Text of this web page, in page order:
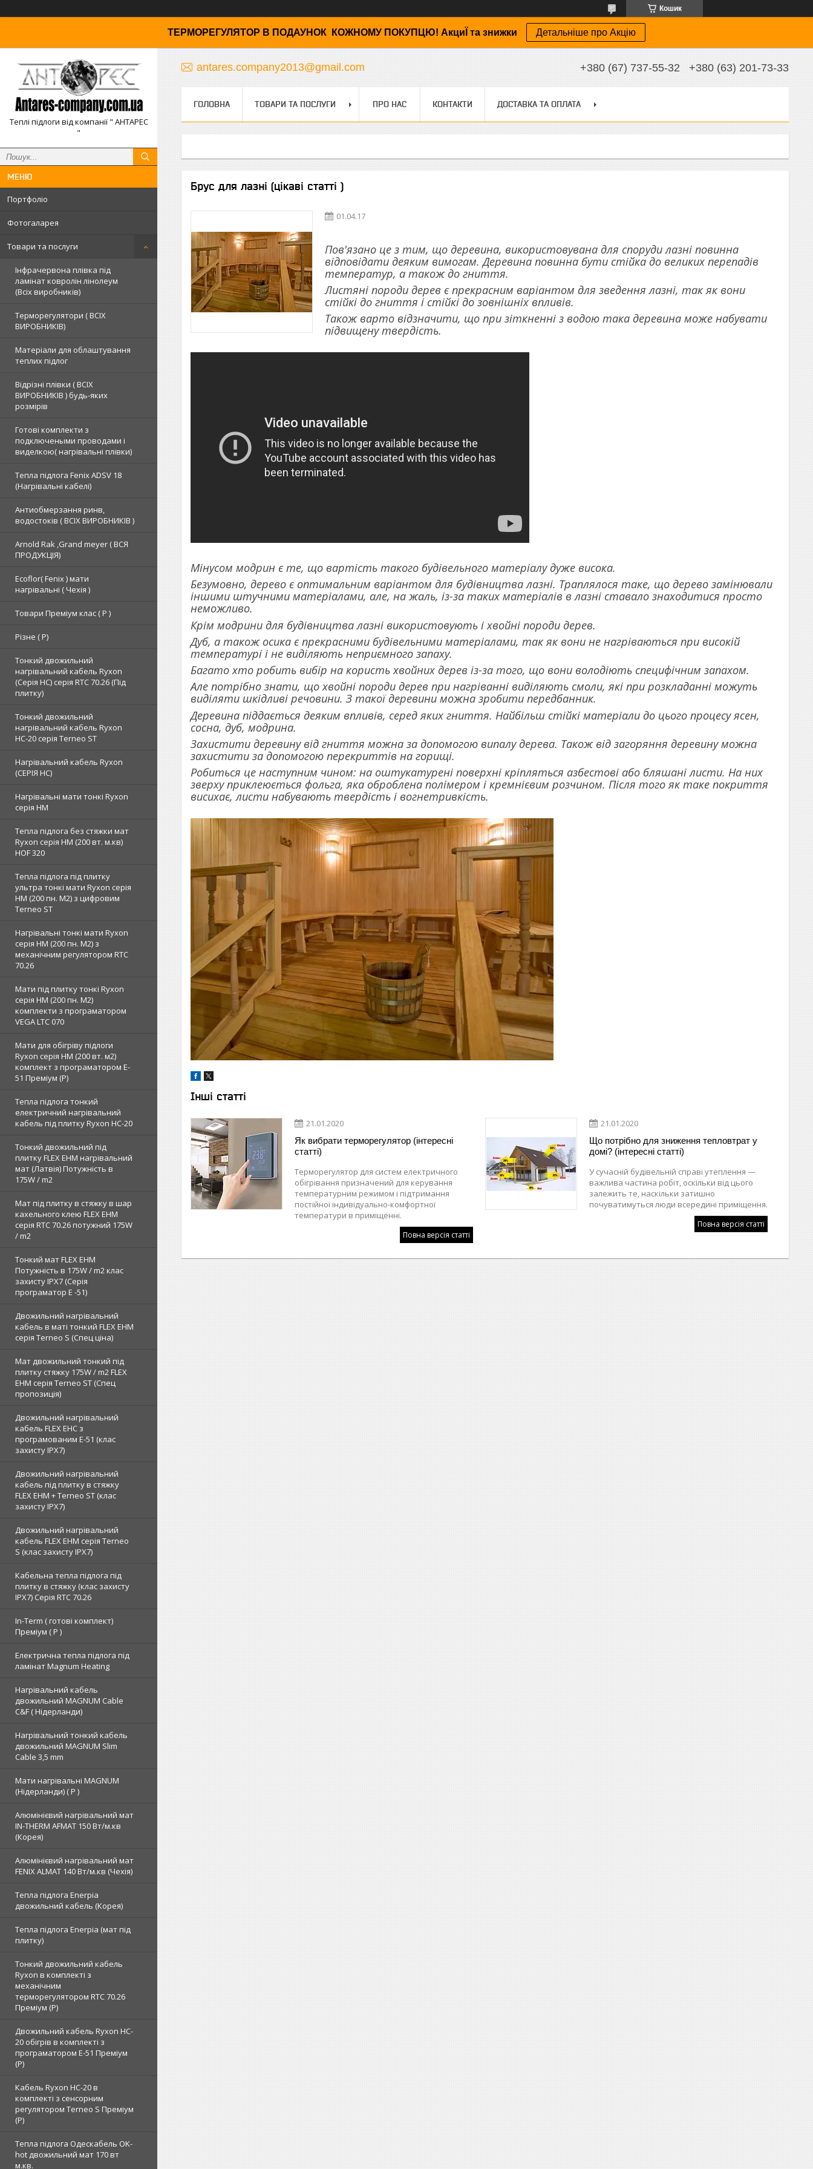
Кошик
ТЕРМОРЕГУЛЯТОР В ПОДАУНОК КОЖНОМУ ПОКУПЦЮ! АкциЇ та знижки Детальніше про Акцію
Теплі підлоги від компанії " АНТАРЕС
"
Портфоліо
Фотогаларея
Товари та послуги
Інфрачервона плівка під
ламінат ковролін лінолеум
(Всіх виробників)
Терморегулятори ( ВСІХ
ВИРОБНИКІВ)
Матеріали для облаштування
теплих підлог
Відрізні плівки ( ВСІХ
ВИРОБНИКІВ ) будь-яких
розмірів
Готові комплекти з
подключеными проводами і
виделкою( нагрівальні плівки)
Тепла підлога Fenix ADSV 18
(Нагрівальні кабелі)
Антиобмерзання ринв,
водостоків ( ВСІХ ВИРОБНИКІВ )
Arnold Rak ,Grand meyer ( ВСЯ
ПРОДУКЦІЯ)
Ecoflor( Fenix ) мати
нагрівальні ( Чехія )
Товари Преміум клас ( Р )
Різне ( Р)
Тонкий двожильний
нагрівальний кабель Ryxon
(Серія НС) серія RTC 70.26 (Під
плитку)
Тонкий двожильний
нагрівальний кабель Ryxon
HC-20 серія Terneo ST
Нагрівальний кабель Ryxon
(СЕРІЯ НС)
Нагрівальні мати тонкі Ryxon
серія НМ
Тепла підлога без стяжки мат
Ryxon серія НМ (200 вт. м.кв)
HOF 320
Тепла підлога під плитку
ультра тонкі мати Ryxon серія
НМ (200 пн. М2) з цифровим
Terneo ST
Нагрівальні тонкі мати Ryxon
серія НМ (200 пн. М2) з
механічним регулятором RTC
70.26
Мати під плитку тонкі Ryxon
серія НМ (200 пн. М2)
комплекти з програматором
VEGA LTC 070
Мати для обігріву підлоги
Ryxon серія НМ (200 вт. м2)
комплект з програматором E-
51 Преміум (Р)
Тепла підлога тонкий
електричний нагрівальний
кабель під плитку Ryxon HC-20
Тонкий двожильний під
плитку FLEX EHM нагрівальний
мат (Латвія) Потужність в
175W / m2
Мат під плитку в стяжку в шар
кахельного клею FLEX EHM
серія RTC 70.26 потужний 175W
/ m2
Тонкий мат FLEX EHM
Потужність в 175W / m2 клас
захисту IPX7 (Серія
програматор Е -51)
Двожильний нагрівальний
кабель в маті тонкий FLEX EHM
серія Terneo S (Спец ціна)
Мат двожильний тонкий під
плитку стяжку 175W / m2 FLEX
EHM серія Terneo SТ (Спец
пропозиція)
Двожильний нагрівальний
кабель FLEX EHС з
програмованим E-51 (клас
захисту IPX7)
Двожильний нагрівальний
кабель під плитку в стяжку
FLEX EHM + Terneo ST (клас
захисту IPX7)
Двожильний нагрівальний
кабель FLEX EHM серія Terneo
S (клас захисту IPX7)
Кабельна тепла підлога під
плитку в стяжку (клас захисту
IPX7) Серія RTC 70.26
In-Term ( готові комплект)
Преміум ( Р )
Електрична тепла підлога під
ламінат Magnum Heating
Нагрівальний кабель
двожильний MAGNUM Cable
C&F ( Нідерланди)
Нагрівальний тонкий кабель
двожильний MAGNUM Slim
Cable 3,5 mm
Мати нагрівальні MAGNUM
(Нідерланди) ( Р )
Алюмінієвий нагрівальний мат
IN-THERM AFMAT 150 Вт/м.кв
(Корея)
Алюмінієвий нагрівальний мат
FENIX ALMAT 140 Вт/м.кв (Чехія)
Тепла підлога Enerpia
двожильний кабель (Корея)
Тепла підлога Enerpia (мат під
плитку)
Тонкий двожильний кабель
Ryxon в комплекті з
механічним
терморегулятором RTC 70.26
Преміум (Р)
Двожильний кабель Ryxon HC-
20 обігрів в комплекті з
програматором E-51 Преміум
(Р)
Кабель Ryxon HC-20 в
комплекті з сенсорним
регулятором Terneo S Преміум
(Р)
Тепла підлога Одескабель OK-
hot двожильний мат 170 вт
м.кв.
antares.company2013@gmail.com +380 (67) 737-55-32 +380 (63) 201-73-33
ГОЛОВНА ТОВАРИ ТА ПОСЛУГИ ПРО НАС КОНТАКТИ ДОСТАВКА ТА ОПЛАТА
Брус для лазні (цікаві статті )
01.04.17
Пов'язано це з тим, що деревина, використовувана для споруди лазні повинна
відповідати деяким вимогам. Деревина повинна бути стійка до великих перепадів
температур, а також до гниття.
Листяні породи дерев є прекрасним варіантом для зведення лазні, так як вони
стійкі до гниття і стійкі до зовнішніх впливів.
Також варто відзначити, що при зіткненні з водою така деревина може набувати
підвищену твердість.
Мінусом модрин є те, що вартість такого будівельного матеріалу дуже висока.
Безумовно, дерево є оптимальним варіантом для будівництва лазні. Траплялося таке, що дерево замінювали
іншими штучними матеріалами, але, на жаль, із-за таких матеріалів в лазні ставало знаходитися просто
неможливо.
Крім модрини для будівництва лазні використовують і хвойні породи дерев.
Дуб, а також осика є прекрасними будівельними матеріалами, так як вони не нагріваються при високій
температурі і не виділяють неприємного запаху.
Багато хто робить вибір на користь хвойних дерев із-за того, що вони володіють специфічним запахом.
Але потрібно знати, що хвойні породи дерев при нагріванні виділяють смоли, які при розкладанні можуть
виділяти шкідливі речовини. З такої деревини можна зробити передбанник.
Деревина піддається деяким впливів, серед яких гниття. Найбільш стійкі матеріали до цього процесу ясен,
сосна, дуб, модрина.
Захистити деревину від гниття можна за допомогою випалу дерева. Також від загоряння деревину можна
захистити за допомогою перекриттів на горищі.
Робиться це наступним чином: на оштукатурені поверхні кріпляться азбестові або бляшані листи. На них
зверху приклеюється фольга, яка оброблена полімером і кремнієвим розчином. Після того як таке покриття
висихає, листи набувають твердість і вогнетривкість.
Інші статті
21.01.2020
Як вибрати терморегулятор (інтересні
статті)
Терморегулятор для систем електричного
обігрівання призначений для керування
температурним режимом і підтримання
постійної індивідуально-комфортної
температури в приміщенні.
Повна версія статті
21.01.2020
Що потрібно для зниження тепловтрат у
домі? (інтересні статті)
У сучасній будівельній справі утеплення —
важлива частина робіт, оскільки від цього
залежить те, наскільки затишно
почуватимуться люди всередині приміщення.
Повна версія статті